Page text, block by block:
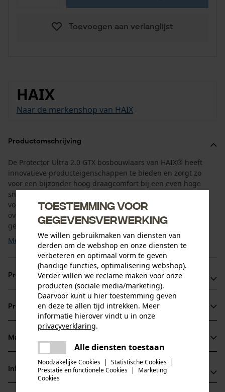
Toevoegen aan verlanglijst
HAIX
Naar de merkenshop van HAIX
Productomschrijving
De Protector Ultra 2.0 GTX bosbouwlaars van HAIX® heeft
innovatieve producteigenschappen te bieden en zorgt zo
voor een bijzonder hoog draagcomfort bij een even hoge
snijbescherming. Een zachte, nauwsluitende manchet
voorkomt dat zaagsel of vuil in de werklaars valt. De laars
overtuigt door zijn stabiliteit en is tegelijkertijd licht van
gewicht. Dankzij een vetersysteem met twee zones kan ...
Meer tonen
Productvoordelen
Waterdicht dankzij het GORE-TEX-membraan
Verhoogde demping en optimale instap dankzij speciale
inzet met aparte kuitschaal
Productinformatie
Productdetails
Activiteitstype
beschermen, werken, ongevallenpreventie
Materiaal & onderhoud
Materiaal
Informatie van de fabrikant
Toestemming voor
gegevensverwerking
We willen gebruikmaken van diensten van
derden om de webshop en onze diensten te
verbeteren en optimaal vorm te geven
(handige functies, optimalisering webshop).
Verder willen we reclame maken voor onze
producten (sociale media/marketing).
Daarvoor kunt u hier toestemming geven
en deze te allen tijd intrekken. Meer
informatie hierover vindt u in onze
privacyverklaring.
Alle diensten toestaan
Noodzakelijke Cookies | Statistische Cookies |
Prestatie en functionele Cookies |
Marketing
Cookies
Er is een fout opgetreden. Gelieve
het opnieuw te proberen.
delen
mail